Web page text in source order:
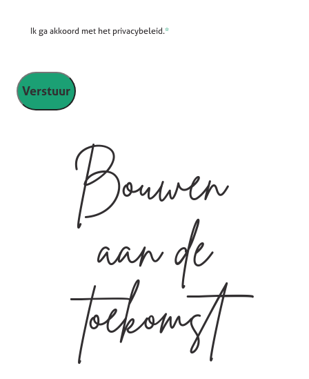
Ik ga akkoord met het privacybeleid.*
Bouwen
aan de
toekomst